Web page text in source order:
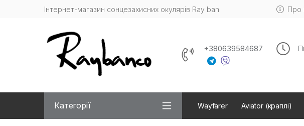
Інтернет-магазин сонцезахисних окулярів Ray ban Про
+380639584687
Категорії Wayfarer Aviator (краплі)